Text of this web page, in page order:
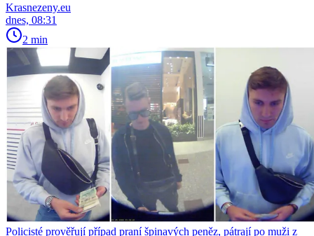
Krasnezeny.eu
dnes, 08:31
2 min
Policisté prověřují případ praní špinavých peněz, pátrají po muži z